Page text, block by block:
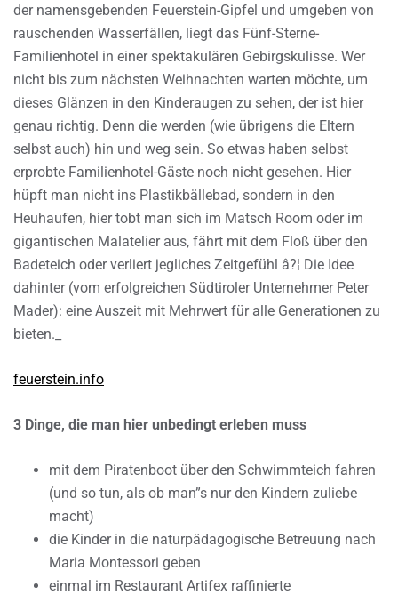
der namensgebenden Feuerstein-Gipfel und umgeben von
rauschenden Wasserfällen, liegt das Fünf-Sterne-
Familienhotel in einer spektakulären Gebirgskulisse. Wer
nicht bis zum nächsten Weihnachten warten möchte, um
dieses Glänzen in den Kinderaugen zu sehen, der ist hier
genau richtig. Denn die werden (wie übrigens die Eltern
selbst auch) hin und weg sein. So etwas haben selbst
erprobte Familienhotel-Gäste noch nicht gesehen. Hier
hüpft man nicht ins Plastikbällebad, sondern in den
Heuhaufen, hier tobt man sich im Matsch Room oder im
gigantischen Malatelier aus, fährt mit dem Floß über den
Badeteich oder verliert jegliches Zeitgefühl â?¦ Die Idee
dahinter (vom erfolgreichen Südtiroler Unternehmer Peter
Mader): eine Auszeit mit Mehrwert für alle Generationen zu
bieten._
feuerstein.info
3 Dinge, die man hier unbedingt erleben muss
mit dem Piratenboot über den Schwimmteich fahren
(und so tun, als ob man”s nur den Kindern zuliebe
macht)
die Kinder in die naturpädagogische Betreuung nach
Maria Montessori geben
einmal im Restaurant Artifex raffinierte